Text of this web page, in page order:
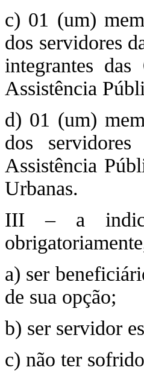
c) 01 (um)
dos servidores
integrantes
Assistência
d) 01 (um)
dos
Assistência
Urbanas.
III – a
a) ser
de sua opção;
b) ser servidor
c) não ter